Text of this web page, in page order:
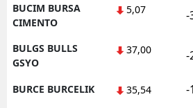
BUCIM BURSA
CIMENTO
5,07 -
BULGS BULLS
GSYO
37,00 -
BURCE BURCELIK 35,54 -